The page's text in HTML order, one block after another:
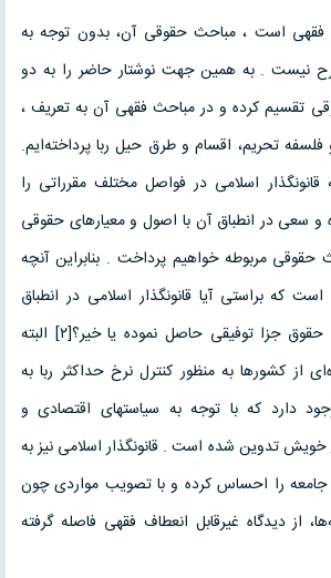
فقهی است ، مباحث حقوقی آن، بدون توجه به
نیست . به همین جهت نوشتار حاضر را به دو
تقسیم کرده و در مباحث فقهی آن به تعریف ،
تحریم، اقسام و طرق حیل ربا پرداخته‌ایم.
اسلامی در فواصل مختلف مقرراتی را
و سعی در انطباق آن با اصول و معیارهای حقوقی
مربوطه خواهیم پرداخت . بنابراین آنچه
که براستی آیا قانونگذار اسلامی در انطباق
موضوع ربا با معیارهای حقوق جزا توفیقی حاصل نموده یا خیر؟[۲] البته
از کشورها به منظور کنترل نرخ حداکثر ربا به
دارد که با توجه به سیاستهای اقتصادی و
تدوین شده است . قانونگذار اسلامی نیز به
جامعه را احساس کرده و با تصویب مواردی چون
از دیدگاه غیرقابل انعطاف فقهی فاصله گرفته